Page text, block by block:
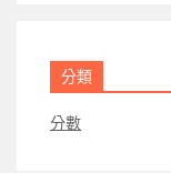
分類
分數